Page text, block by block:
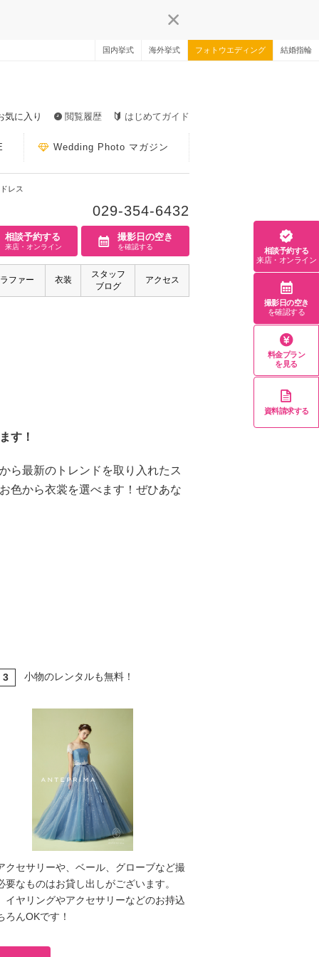
国内挙式 海外挙式 フォトウエディング 結婚指輪
気に入り 閲覧履歴 はじめてガイド
Wedding Photo マガジン
レス
029-354-6432
相談予約する
来店・オンライン
撮影日の空き
を確認する
ファー 衣装
スタッフ
ブログ
アクセス
す！
ら最新のトレンドを取り入れたス
色から衣裳を選べます！ぜひあな
3 小物のレンタルも無料！
クセサリーや、ベール、グローブなど撮
要なものはお貸し出しがございます。
イヤリングやアクセサリーなどのお持込
ろんOKです！
相談予約する
来店・オンライン
撮影日の空き
を確認する
料金プラン
を見る
資料請求する